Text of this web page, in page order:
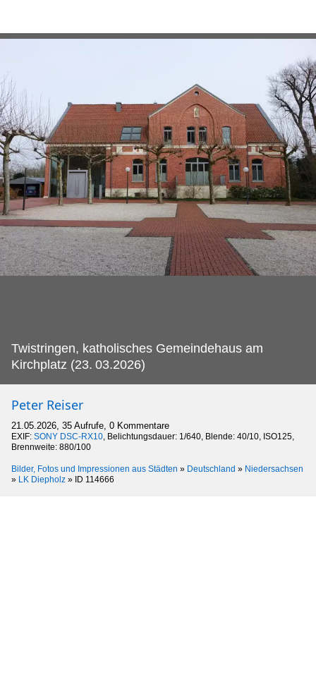
Twistringen, katholisches Gemeindehaus am
Kirchplatz (23. 03.2026)
Peter Reiser
21.05.2026, 35 Aufrufe, 0 Kommentare
EXIF: SONY DSC-RX10, Belichtungsdauer: 1/640, Blende: 40/10, ISO125,
Brennweite: 880/100
Bilder, Fotos und Impressionen aus Städten » Deutschland » Niedersachsen
» LK Diepholz » ID 114666